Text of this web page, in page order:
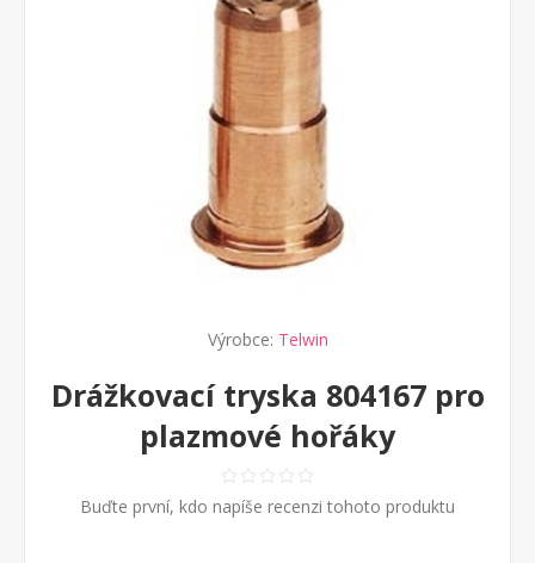
Výrobce: Telwin
Drážkovací tryska 804167 pro
plazmové hořáky
Buďte první, kdo napíše recenzi tohoto produktu